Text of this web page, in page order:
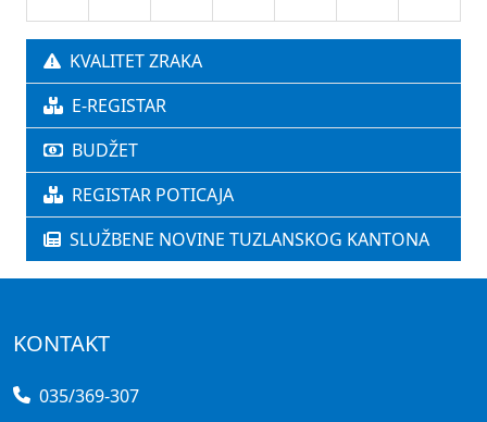
KVALITET ZRAKA
E-REGISTAR
BUDŽET
REGISTAR POTICAJA
SLUŽBENE NOVINE TUZLANSKOG KANTONA
KONTAKT
035/369-307